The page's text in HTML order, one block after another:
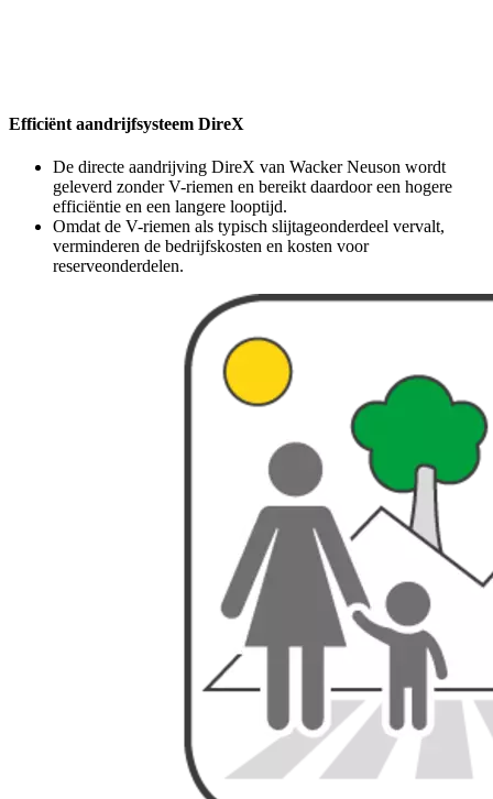
Efficiënt aandrijfsysteem DireX
De directe aandrijving DireX van Wacker Neuson wordt
geleverd zonder V-riemen en bereikt daardoor een hogere
efficiëntie en een langere looptijd.
Omdat de V-riemen als typisch slijtageonderdeel vervalt,
verminderen de bedrijfskosten en kosten voor
reserveonderdelen.